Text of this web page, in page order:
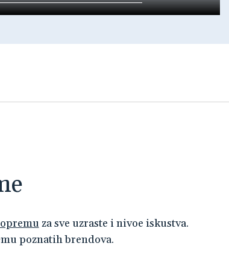
za sve uzraste i nivoe iskustva.
poznatih brendova.